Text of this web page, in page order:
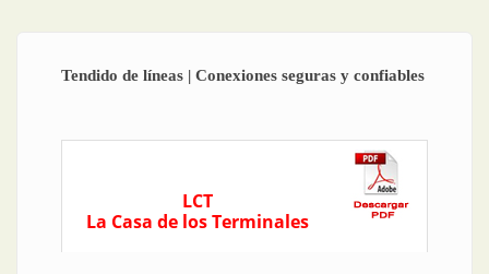
Tendido de líneas | Conexiones seguras y confiables
LCT
La Casa de los Terminales